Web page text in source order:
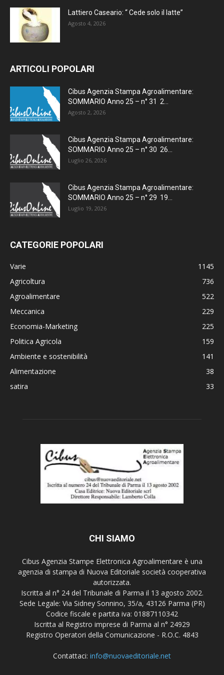
Lattiero Caseario: “ Cede solo il latte”
Agosto 4, 2026
ARTICOLI POPOLARI
Cibus Agenzia Stampa Agroalimentare:
SOMMARIO Anno 25 – n° 31 2...
Agosto 2, 2026
Cibus Agenzia Stampa Agroalimentare:
SOMMARIO Anno 25 – n° 30 26...
Luglio 26, 2026
Cibus Agenzia Stampa Agroalimentare:
SOMMARIO Anno 25 – n° 29 19...
Luglio 19, 2026
CATEGORIE POPOLARI
Varie
1145
Agricoltura
736
Agroalimentare
522
Meccanica
229
Economia-Marketing
225
Politica Agricola
159
Ambiente e sostenibilità
141
Alimentazione
38
satira
33
CHI SIAMO
Cibus Agenzia Stampe Elettronica Agroalimentare è una
agenzia di stampa di Nuova Editoriale società cooperativa
autorizzata.
Iscritta al n° 24 del Tribunale di Parma il 13 agosto 2002.
Sede Legale: Via Sidney Sonnino, 35/a, 43126 Parma (PR)
Codice fiscale e partita iva: 01887110342
Iscritta al Registro imprese di Parma al n° 24929
Registro Operatori della Comunicazione - R.O.C. 4843
Contattaci: info@nuovaeditoriale.net